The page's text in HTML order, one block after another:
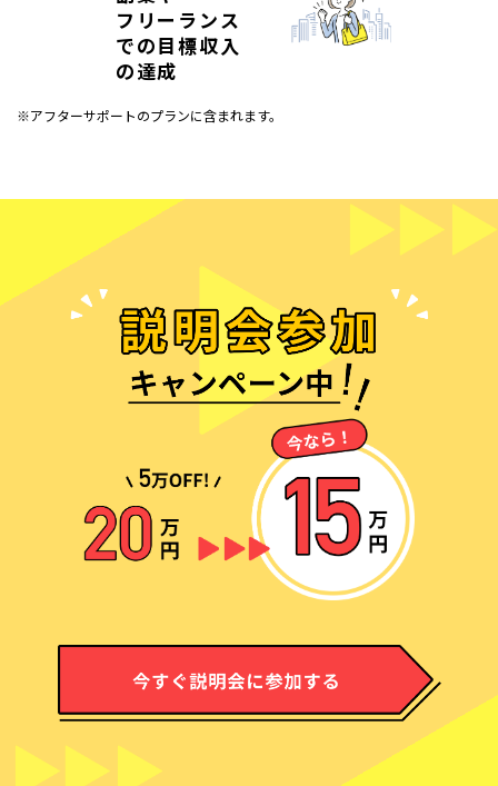
フリーランス
での目標収入
の達成
※アフターサポートのプランに含まれます。